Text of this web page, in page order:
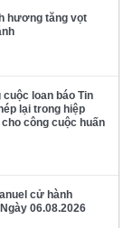
hương tăng vọt
loan báo Tin
lại trong hiệp
công cuộc huấn
cử hành
06.08.2026